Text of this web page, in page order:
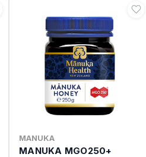
MANUKA
MANUKA MGO250+